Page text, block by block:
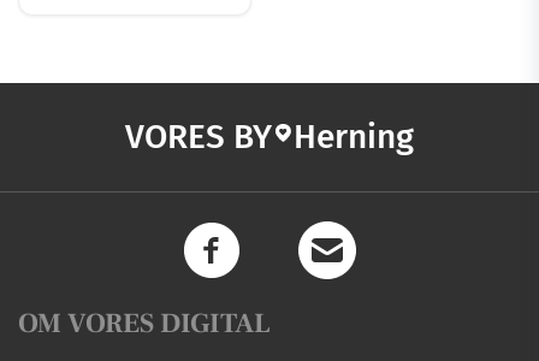
VORES BY Herning
OM VORES DIGITAL